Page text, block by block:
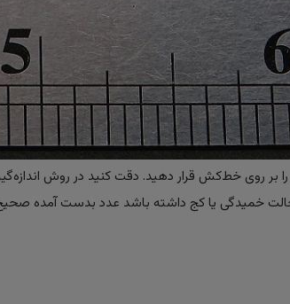
بر روی خط‌کش قرار دهید. دقت کنید در روش
حالت خمیدگی یا کج داشته باشد عدد بدست آمده